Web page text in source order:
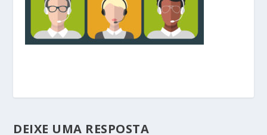
DEIXE UMA RESPOSTA